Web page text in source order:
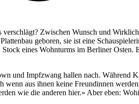
Zwischen Wunsch und
geboren, sie ist eine
eines Wohnturms im Berliner
und Impfzwang hallen nach.
wenn aus ihnen keine Freundinnen
wie die anderen hier.» Aber eben: